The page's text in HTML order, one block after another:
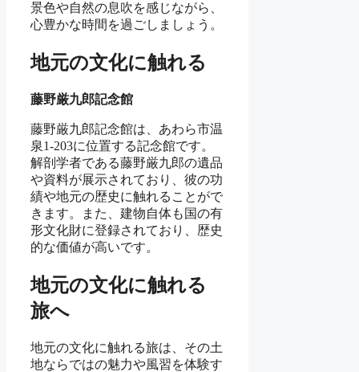
景色や自然の息吹を感じながら、
心豊かな時間を過ごしましょう。
地元の文化に触れる
藤野厳九郎記念館
藤野厳九郎記念館は、あわら市温
泉1-203に位置する記念館です。
解剖学者である藤野厳九郎の遺品
や資料が展示されており、彼の功
績や地元の歴史に触れることがで
きます。また、建物自体も国の有
形文化財に登録されており、歴史
的な価値が高いです。
地元の文化に触れる
旅へ
地元の文化に触れる旅は、その土
地ならではの魅力や風習を体験す